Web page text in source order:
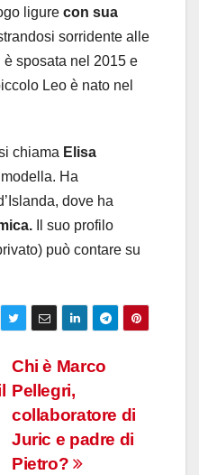
ligure con sua
sorridente alle
sposata nel 2015 e
Leo è nato nel
chiama Elisa
Ha
dove ha
Il suo profilo
può contare su
Chi è Marco
Pellegri,
collaboratore di
Juric e padre di
Pietro?